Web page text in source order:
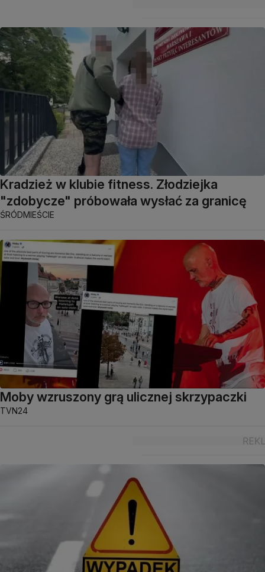
Kradzież w klubie fitness. Złodziejka
"zdobycze" próbowała wysłać za granicę
ŚRÓDMIEŚCIE
Moby wzruszony grą ulicznej skrzypaczki
TVN24